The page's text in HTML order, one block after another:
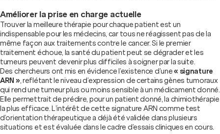
Améliorer la prise en charge actuelle
Trouver la meilleure thérapie pour chaque patient est un
indispensable pour les médecins, car tous ne réagissent pas de la
même façon aux traitements contre le cancer. Si le premier
traitement échoue, la santé du patient peut se dégrader et les
tumeurs peuvent devenir plus difficiles à soigner par la suite.
Des chercheurs ont mis en évidence l’existence d’une« signature
ARN », reflétant le niveau d’expression de certains gènes tumoraux
qui rend une tumeur plus ou moins sensible à un médicament donné.
Elle permettrait de prédire, pour un patient donné, la chimiothérapie
la plus efficace. L’intérêt de cette signature ARN comme test
d’orientation thérapeutique a déjà été validée dans plusieurs
situations et est évaluée dans le cadre d’essais cliniques en cours.